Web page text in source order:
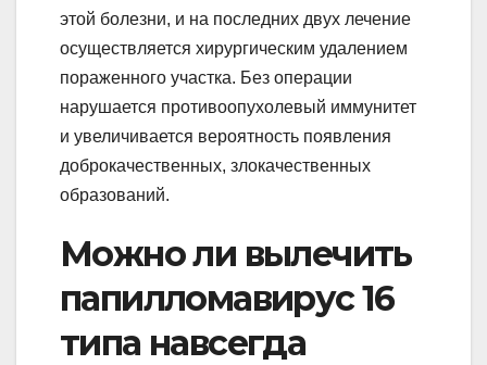
этой болезни, и на последних двух лечение
осуществляется хирургическим удалением
пораженного участка. Без операции
нарушается противоопухолевый иммунитет
и увеличивается вероятность появления
доброкачественных, злокачественных
образований.
Можно ли вылечить
папилломавирус 16
типа навсегда